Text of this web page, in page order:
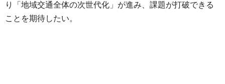
り「地域交通全体の次世代化」が進み、課題が打破できる
ことを期待したい。